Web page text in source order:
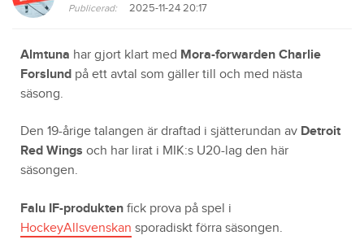
Publicerad: 2025-11-24 20:17
Almtuna har gjort klart med Mora-forwarden Charlie
Forslund på ett avtal som gäller till och med nästa
säsong.
Den 19-årige talangen är draftad i sjätterundan av Detroit
Red Wings och har lirat i MIK:s U20-lag den här
säsongen.
Falu IF-produkten fick prova på spel i
HockeyAllsvenskan sporadiskt förra säsongen.